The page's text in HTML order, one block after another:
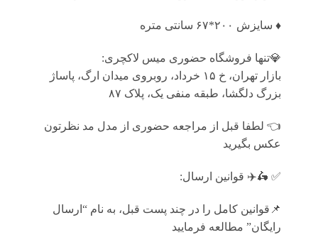
♦️ سایزش ۲۰۰*۶۷ سانتی متره
💎تنها فروشگاه حضوری میس لاکچری:
بازار تهران، خ ۱۵ خرداد، روبروی میدان ارگ، پاساژ
بزرگ دلگشا، طبقه منفی یک، پلاک ۸۷
👈 لطفا قبل از مراجعه حضوری از مدل مد نظرتون
عكس بگيريد
✅ 🛵✈️ قوانين ارسال:
📌قوانین کامل را در چند پست قبل، به نام “ارسال
رایگان” مطالعه فرمایید